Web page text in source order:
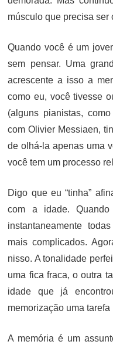
músculo que precisa ser
Quando você é um
sem pensar. Uma
acrescente a isso a
como eu, você tivesse
(alguns pianistas,
com Olivier Messiaen,
de olhá-la apenas uma
você tem um processo
Digo que eu “tinha”
com a idade.
instantaneamente
mais complicados.
nisso. A tonalidade
uma fica fraca, o outra
idade que já
memorização uma
A memória é um